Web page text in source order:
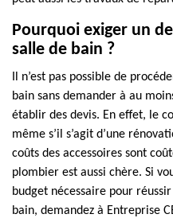
Pourquoi exiger un
salle de bain ?
Il n’est pas possible de
bain sans demander à au
établir des devis. En effet, le
même s’il s’agit d’une
coûts des accessoires sont
plombier est aussi chère. Si
budget nécessaire pour
bain, demandez à Entreprise